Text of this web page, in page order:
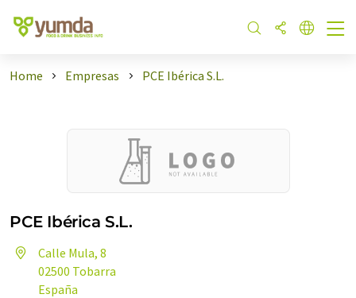
Home Empresas PCE Ibérica S.L.
PCE Ibérica S.L.
Calle Mula, 8
02500 Tobarra
España